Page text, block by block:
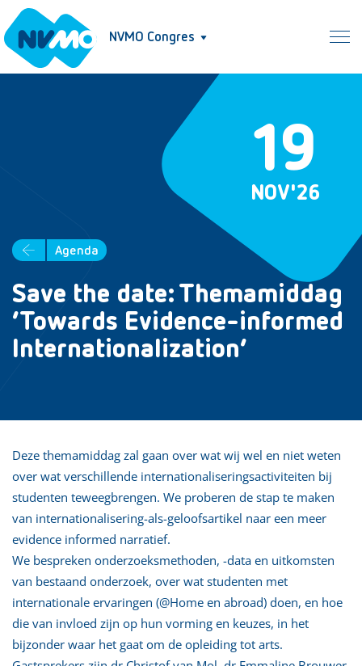
NVMO Congres
19
NOV'26
Agenda
Save the date: Themamiddag
‘Towards Evidence-informed
Internationalization’
Deze themamiddag zal gaan over wat wij wel en niet weten
over wat verschillende internationaliseringsactiviteiten bij
studenten teweegbrengen. We proberen de stap te maken
van internationalisering-als-geloofsartikel naar een meer
evidence informed narratief.
We bespreken onderzoeksmethoden, -data en uitkomsten
van bestaand onderzoek, over wat studenten met
internationale ervaringen (@Home en abroad) doen, en hoe
die van invloed zijn op hun vorming en keuzes, in het
bijzonder waar het gaat om de opleiding tot arts.